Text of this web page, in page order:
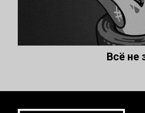
Всё не